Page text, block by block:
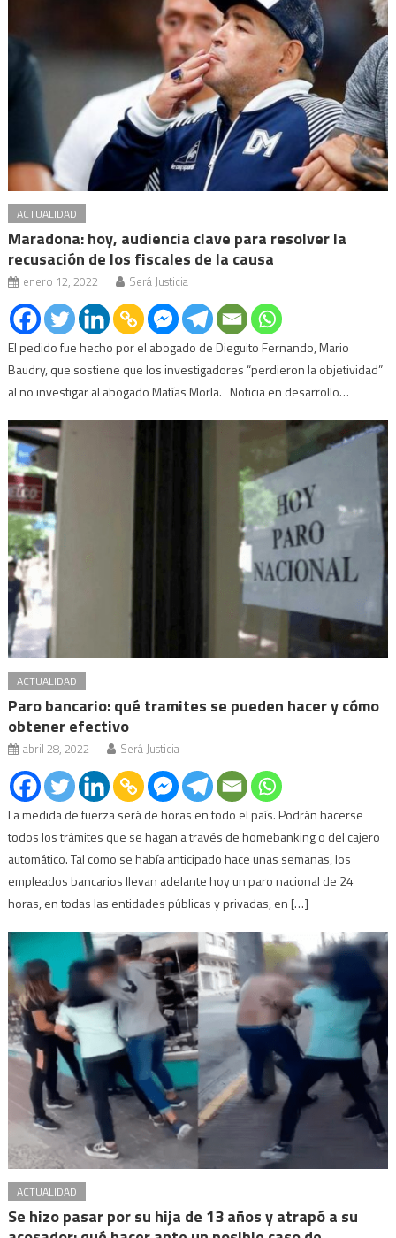
ACTUALIDAD
Maradona: hoy, audiencia clave para resolver la
recusación de los fiscales de la causa
enero 12, 2022 Será Justicia
El pedido fue hecho por el abogado de Dieguito Fernando, Mario
Baudry, que sostiene que los investigadores “perdieron la objetividad”
al no investigar al abogado Matías Morla. Noticia en desarrollo…
ACTUALIDAD
Paro bancario: qué tramites se pueden hacer y cómo
obtener efectivo
abril 28, 2022 Será Justicia
La medida de fuerza será de horas en todo el país. Podrán hacerse
todos los trámites que se hagan a través de homebanking o del cajero
automático. Tal como se había anticipado hace unas semanas, los
empleados bancarios llevan adelante hoy un paro nacional de 24
horas, en todas las entidades públicas y privadas, en […]
ACTUALIDAD
Se hizo pasar por su hija de 13 años y atrapó a su